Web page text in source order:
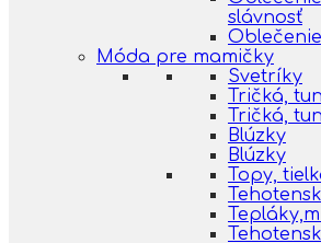
slávnosť
Móda pre mamičky
Svetríky
Tričká,
Tričká,
Blúzky
Blúzky
Topy,